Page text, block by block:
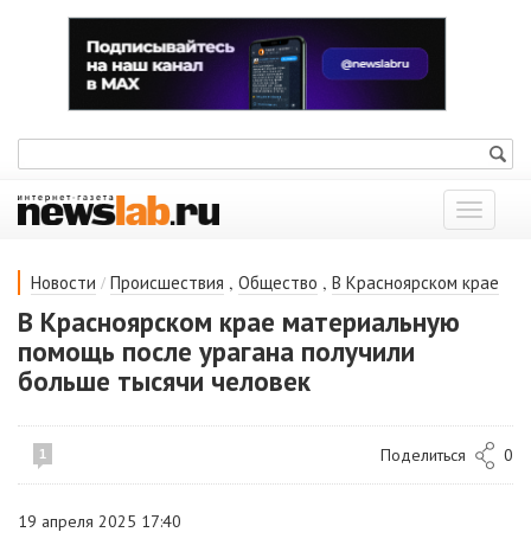
Показать
меню
Новости / Происшествия , Общество , В Красноярском крае
В Красноярском крае материальную
помощь после урагана получили
больше тысячи человек
1 Поделиться 0
19 апреля 2025 17:40